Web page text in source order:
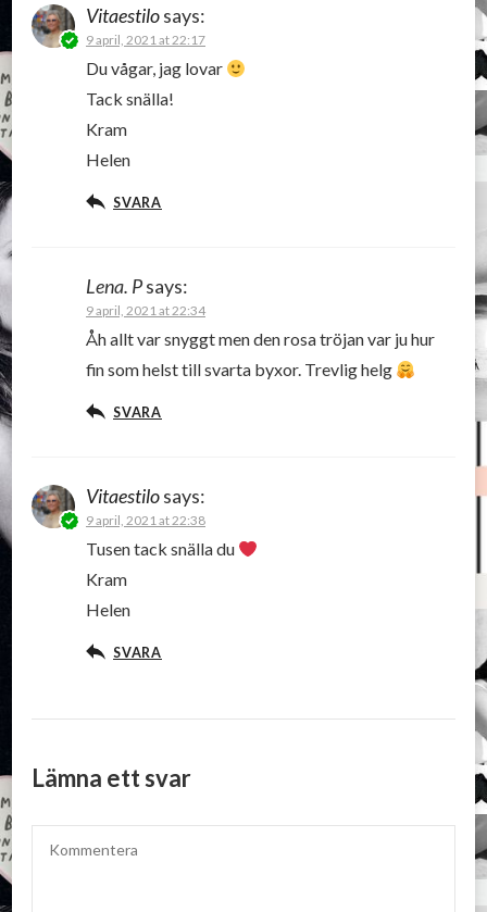
Vitaestilosays:
9 april, 2021 at 22:17
Du vågar, jag lovar
Tack snälla!
Kram
Helen
SVARA
Lena. Psays:
9 april, 2021 at 22:34
Åh allt var snyggt men den rosa tröjan var ju hur
fin som helst till svarta byxor. Trevlig helg
SVARA
Vitaestilosays:
9 april, 2021 at 22:38
Tusen tack snälla du
Kram
Helen
SVARA
Lämna ett svar